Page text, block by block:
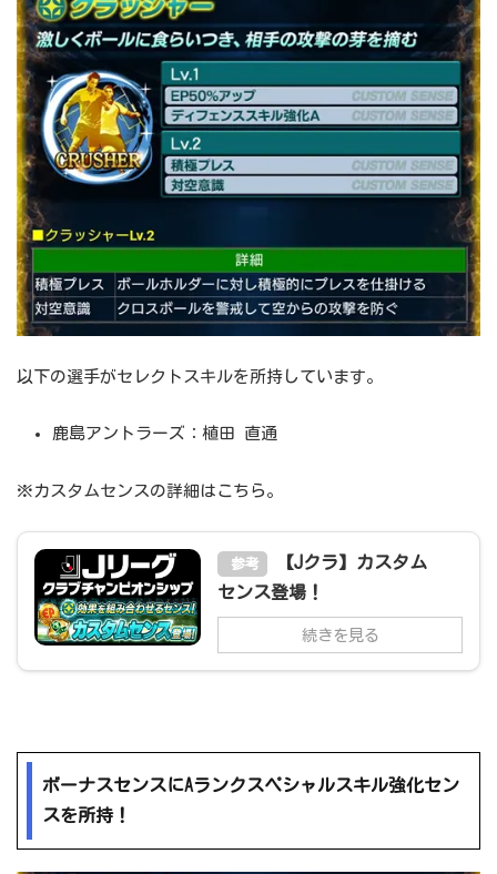
以下の選手がセレクトスキルを所持しています。
鹿島アントラーズ：植田 直通
※カスタムセンスの詳細はこちら。
参考
【Jクラ】カスタム
センス登場！
続きを見る
ボーナスセンスにAランクスペシャルスキル強化セン
スを所持！